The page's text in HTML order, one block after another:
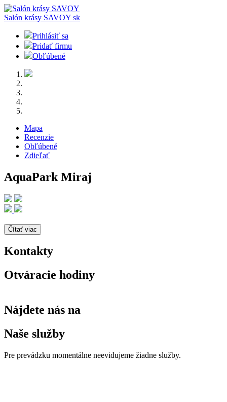
Salón krásy SAVOY sk
Prihlásiť sa
Pridať firmu
Obľúbené
Mapa
Recenzie
Obľúbené
Zdieľať
AquaPark Miraj
Čítať viac
Kontakty
Otváracie hodiny
Nájdete nás na
Naše služby
Pre prevádzku momentálne neevidujeme žiadne služby.